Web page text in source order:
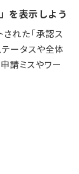
を表示しよう
された「承認ス
テータスや全体
請ミスやワー